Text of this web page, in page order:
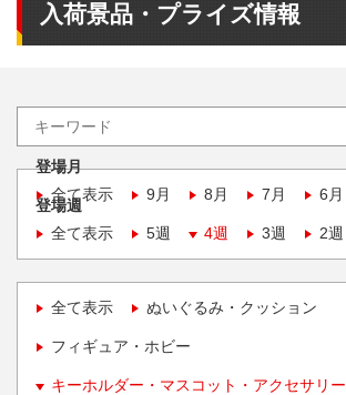
入荷景品・プライズ情報
登場月
全て表示
9月 8月 7月 6月
登場週
全て表示
5週 4週 3週 2週
全て表示 ぬいぐるみ・クッション
フィギュア・ホビー
キーホルダー・マスコット・アクセサリー